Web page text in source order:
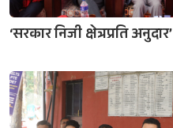
‘सरकार निजी क्षेत्रप्रति अनुदार’